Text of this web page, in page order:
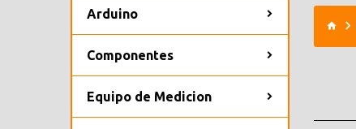
Arduino
Componentes
Equipo de Medicion